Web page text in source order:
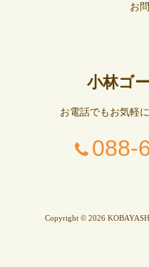
お
小林ゴ
お電話でもお気軽
088-
Copyright © 2026